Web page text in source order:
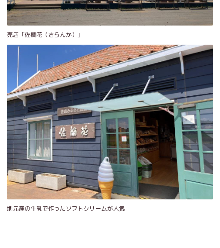
売店「佐欄花（さらんか）」
地元産の牛乳で作ったソフトクリームが人気